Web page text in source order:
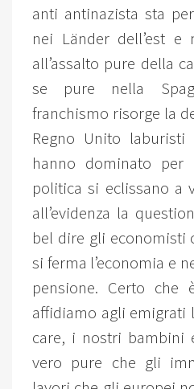
anti antinazista sta
nei Länder dell’est e
all’assalto pure della
se pure nella
franchismo risorge la
Regno Unito
hanno dominato
politica si eclissano a
all’evidenza la
bel dire gli economisti
si ferma l’economia e
pensione. Certo che
affidiamo agli emigrati
care, i nostri bambini
vero pure che gli